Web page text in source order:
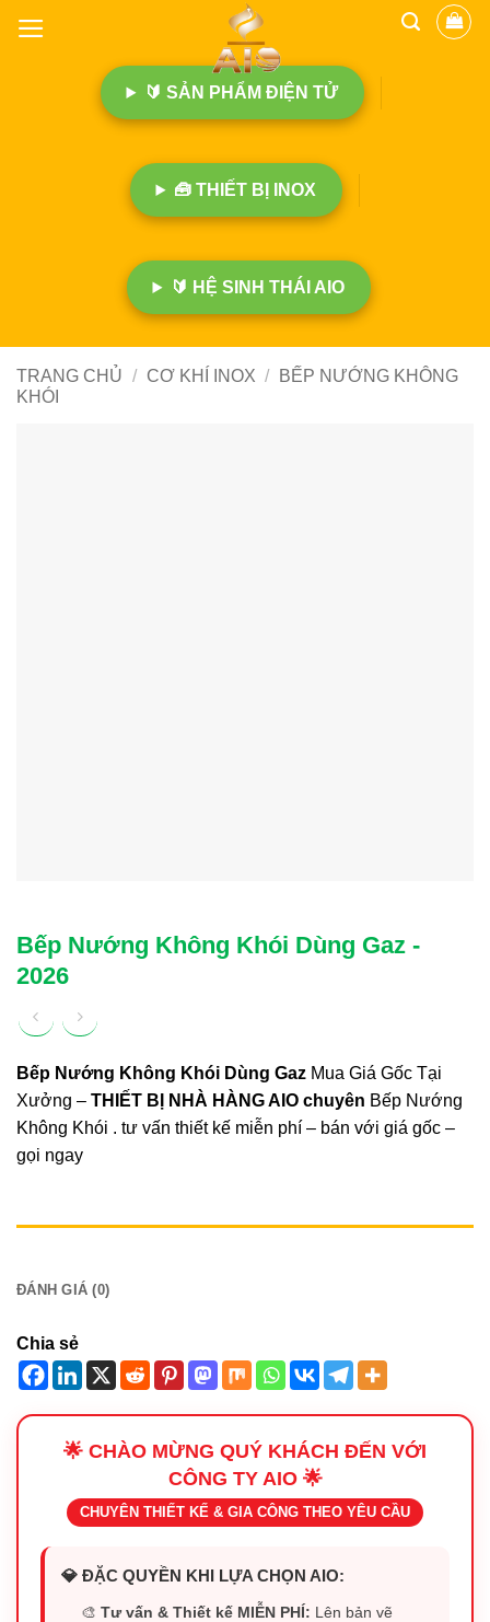
🔰 SẢN PHẨM ĐIỆN TỬ
🧰 THIẾT BỊ INOX
🔰 HỆ SINH THÁI AIO
TRANG CHỦ / CƠ KHÍ INOX /
BẾP NƯỚNG KHÔNG
KHÓI
Bếp Nướng Không Khói Dùng Gaz -
2026
Bếp Nướng Không Khói Dùng Gaz Mua Giá Gốc Tại
Xưởng – THIẾT BỊ NHÀ HÀNG AIO chuyên Bếp Nướng
Không Khói . tư vấn thiết kế miễn phí – bán với giá gốc –
gọi ngay
ĐÁNH GIÁ (0)
Chia sẻ
🌟 CHÀO MỪNG QUÝ KHÁCH ĐẾN VỚI
CÔNG TY AIO 🌟
CHUYÊN THIẾT KẾ & GIA CÔNG THEO YÊU CẦU
💎 ĐẶC QUYỀN KHI LỰA CHỌN AIO:
🎨Tư vấn & Thiết kế MIỄN PHÍ: Lên bản vẽ